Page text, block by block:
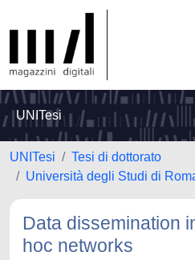
UNITesi
UNITesi
Tesi di dottorato
Università degli Studi di
Data dissemination
hoc networks